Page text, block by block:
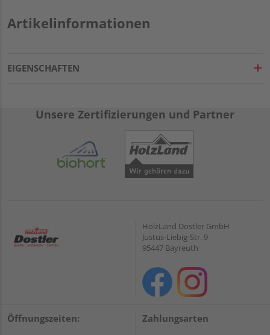
Artikelinformationen
EIGENSCHAFTEN
Unsere Zertifizierungen und Partner
HolzLand Dostler GmbH
Justus-Liebig-Str. 9
95447 Bayreuth
Öffnungszeiten: Zahlungsarten